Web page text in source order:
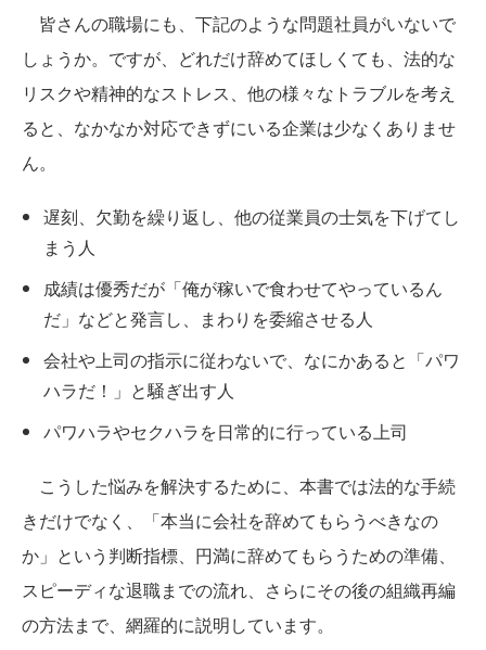
皆さんの職場にも、下記のような問題社員がいないで
しょうか。ですが、どれだけ辞めてほしくても、法的な
リスクや精神的なストレス、他の様々なトラブルを考え
ると、なかなか対応できずにいる企業は少なくありませ
ん。
遅刻、欠勤を繰り返し、他の従業員の士気を下げてし
まう人
成績は優秀だが「俺が稼いで食わせてやっているん
だ」などと発言し、まわりを委縮させる人
会社や上司の指示に従わないで、なにかあると「パワ
ハラだ！」と騒ぎ出す人
パワハラやセクハラを日常的に行っている上司
こうした悩みを解決するために、本書では法的な手続
きだけでなく、「本当に会社を辞めてもらうべきなの
か」という判断指標、円満に辞めてもらうための準備、
スピーディな退職までの流れ、さらにその後の組織再編
の方法まで、網羅的に説明しています。